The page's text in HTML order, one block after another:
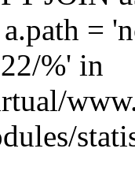
=
%' in